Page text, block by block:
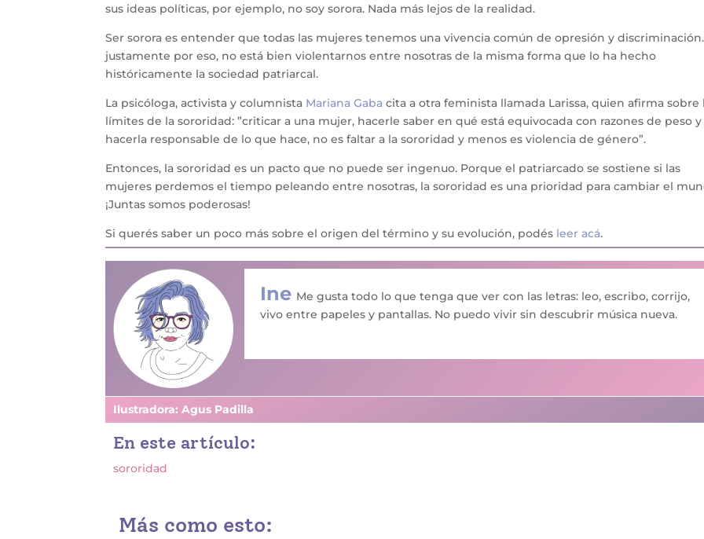
sus ideas políticas, por ejemplo, no soy sorora. Nada más lejos de la realidad.
Ser sorora es entender que todas las mujeres tenemos una vivencia común de opresión y discriminación.
justamente por eso, no está bien violentarnos entre nosotras de la misma forma que lo ha hecho
históricamente la sociedad patriarcal.
La psicóloga, activista y columnista Mariana Gaba cita a otra feminista llamada Larissa, quien afirma sobre
límites de la sororidad: ”criticar a una mujer, hacerle saber en qué está equivocada con razones de peso y
hacerla responsable de lo que hace, no es faltar a la sororidad y menos es violencia de género”.
Entonces, la sororidad es un pacto que no puede ser ingenuo. Porque el patriarcado se sostiene si las
mujeres perdemos el tiempo peleando entre nosotras, la sororidad es una prioridad para cambiar el
¡Juntas somos poderosas!
Si querés saber un poco más sobre el origen del término y su evolución, podés leer acá.
Ine Me gusta todo lo que tenga que ver con las letras: leo, escribo, corrijo,
vivo entre papeles y pantallas. No puedo vivir sin descubrir música nueva.
Ilustradora: Agus Padilla
En este artículo:
sororidad
Más como esto: